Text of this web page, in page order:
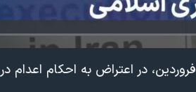
ارسالی شما | گروهی از ایرانیان مقیم سوئد، روز سه‌شنبه، ۲۱ فروردین، در اعتراض به احکام اعدام در